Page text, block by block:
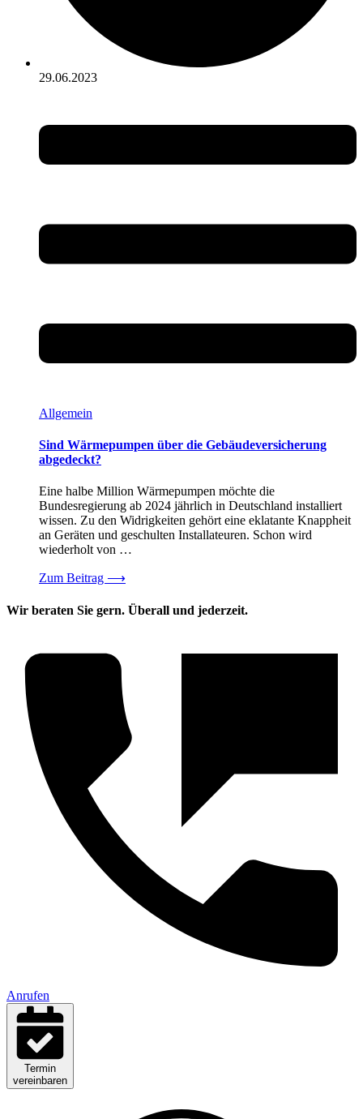
29.06.2023
Allgemein
Sind Wärmepumpen über die Gebäudeversicherung
abgedeckt?
Eine halbe Million Wärmepumpen möchte die
Bundesregierung ab 2024 jährlich in Deutschland installiert
wissen. Zu den Widrigkeiten gehört eine eklatante Knappheit
an Geräten und geschulten Installateuren. Schon wird
wiederholt von …
Zum Beitrag ⟶
Wir beraten Sie gern. Überall und jederzeit.
Anrufen
Termin
vereinbaren